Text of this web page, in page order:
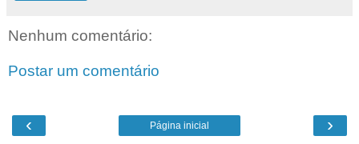
Nenhum comentário:
Postar um comentário
‹ ›
Página inicial